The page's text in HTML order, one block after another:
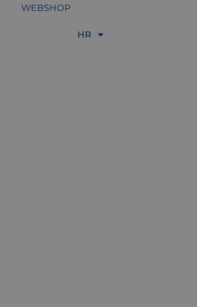
WEBSHOP
HR
DE